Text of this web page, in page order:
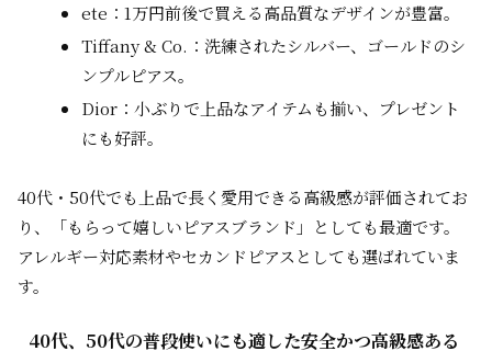
ete：1万円前後で買える高品質なデザインが豊富。
Tiffany & Co.：洗練されたシルバー、ゴールドのシ
ンプルピアス。
Dior：小ぶりで上品なアイテムも揃い、プレゼント
にも好評。
40代・50代でも上品で長く愛用できる高級感が評価されてお
り、「もらって嬉しいピアスブランド」としても最適です。
アレルギー対応素材やセカンドピアスとしても選ばれていま
す。
40代、50代の普段使いにも適した安全かつ高級感ある